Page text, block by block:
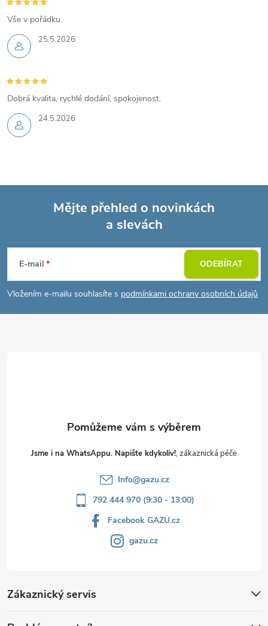
25.5.2026
Vše v pořádku.
24.5.2026
Dobrá kvalita, rychlé dodání, spokojenost.
p
a
Mějte přehled o novinkách
a slevách
E-mail
Vložením e-mailu souhlasíte s podmínkami ochrany osobních údajů
ODEBÍRAT
Jsme i na WhatsAppu. Napište kdykoliv!
Info@gazu.cz
792 444 970 (9:30 - 13:00)
Facebook GAZU.cz
gazu.cz
Zákaznický servis